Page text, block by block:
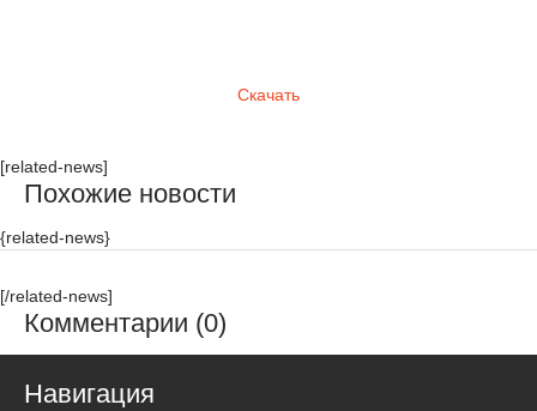
Скачать
[related-news]
Похожие новости
{related-news}
[/related-news]
Комментарии (0)
Навигация